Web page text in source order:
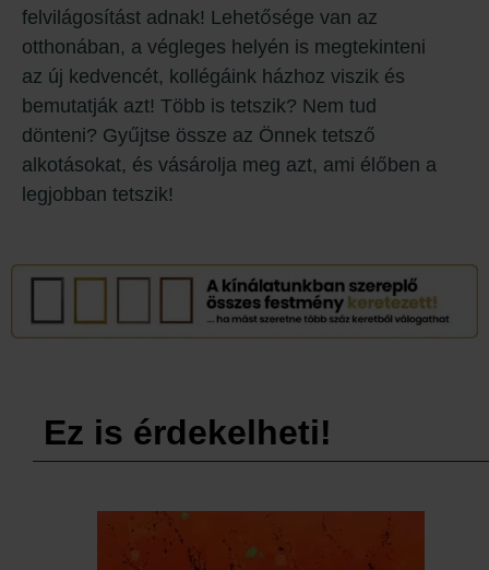
felvilágosítást adnak! Lehetősége van az
otthonában, a végleges helyén is megtekinteni
az új kedvencét, kollégáink házhoz viszik és
bemutatják azt! Több is tetszik? Nem tud
dönteni? Gyűjtse össze az Önnek tetsző
alkotásokat, és vásárolja meg azt, ami élőben a
legjobban tetszik!
Ez is érdekelheti!